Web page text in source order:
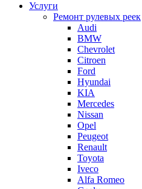
Услуги
Ремонт рулевых реек
Audi
BMW
Chevrolet
Citroen
Ford
Hyundai
KIA
Mercedes
Nissan
Opel
Peugeot
Renault
Toyota
Iveco
Alfa Romeo